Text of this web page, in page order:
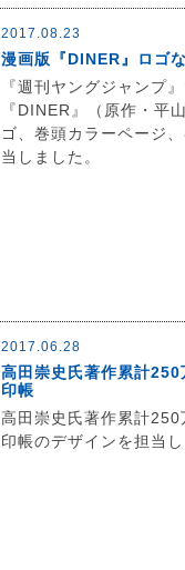
2017.08.23
漫画版『DINER』ロゴ
『週刊ヤングジャンプ
『DINER』（原作・平
ゴ、巻頭カラーページ
当しました。
2017.06.28
高田崇史氏著作累計
印帳
高田崇史氏著作累計
印帳のデザインを担当し